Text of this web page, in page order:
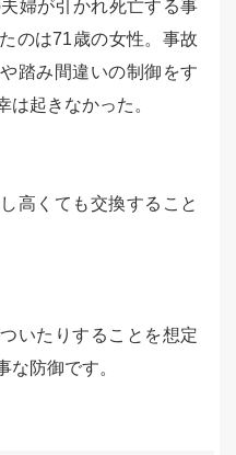
婦が引かれ死亡する事
のは71歳の女性。事故
踏み間違いの制御をす
は起きなかった。
高くても交換すること
いたりすることを想定
な防御です。